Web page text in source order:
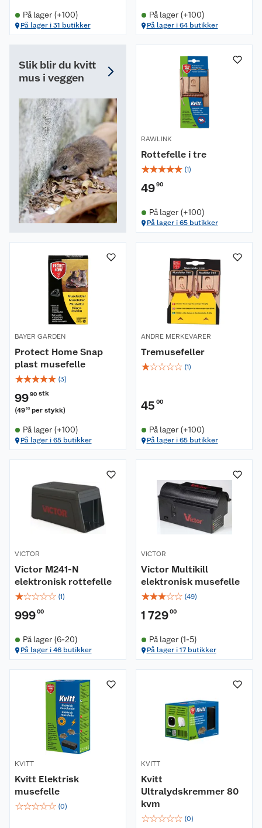
På lager (+100)
På lager i 31 butikker
På lager (+100)
På lager i 64 butikker
Slik blir du kvitt
mus i veggen
RAWLINK
Rottefelle i tre
☆☆☆☆☆ (1)
4990
På lager (+100)
På lager i 65 butikker
BAYER GARDEN
Protect Home Snap
plast musefelle
☆☆☆☆☆ (3)
9990 stk
(4995 per stykk)
På lager (+100)
På lager i 65 butikker
ANDRE MERKEVARER
Tremusefeller
☆☆☆☆☆ (1)
45 00
På lager (+100)
På lager i 65 butikker
VICTOR
Victor M241-N
elektronisk rottefelle
☆☆☆☆☆ (1)
99900
På lager (6-20)
På lager i 46 butikker
VICTOR
Victor Multikill
elektronisk musefelle
☆☆☆☆☆ (49)
1 72900
På lager (1-5)
På lager i 17 butikker
KVITT
Kvitt Elektrisk
musefelle
☆☆☆☆☆ (0)
KVITT
Kvitt
Ultralydskremmer 80
kvm
☆☆☆☆☆ (0)
Kundeservice
Butikker
Kontakt oss
Retur- og angrerett
Reklamasjon
Om oss
Nyheter
Våre merkevarer
Våre kjeder
Kjøpsvilkår
Personvern
Lavprisløfte
Hageinspirasjon
Oppussing med utemaling